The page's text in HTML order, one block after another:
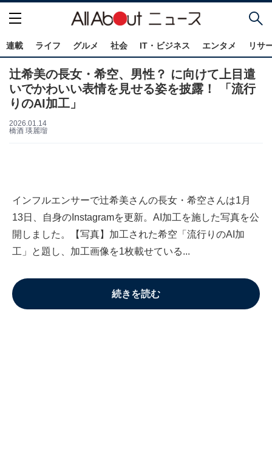
連載 ライフ グルメ 社会 IT・ビジネス エンタメ リサ
辻希美の長女・希空、男性？ に向けて上目遣
いでかわいい表情を見せる姿を披露！ 「流行
りのAI加工」
2026.01.14
橋酒 瑛麗瑠
インフルエンサーで辻希美さんの長女・希空さんは1月
13日、自身のInstagramを更新。AI加工を施した写真を公
開しました。【写真】加工された希空「流行りのAI加
工」と題し、加工画像を1枚載せている...
続きを読む